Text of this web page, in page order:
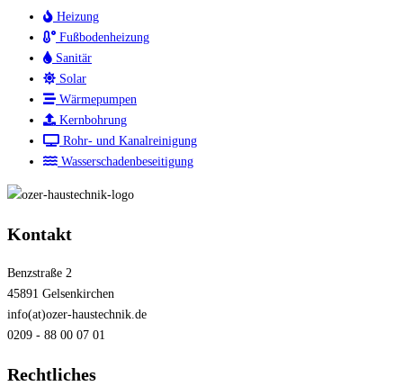
Heizung
Fußbodenheizung
Sanitär
Solar
Wärmepumpen
Kernbohrung
Rohr- und Kanalreinigung
Wasserschadenbeseitigung
Kontakt
Benzstraße 2
45891 Gelsenkirchen
info(at)ozer-haustechnik.de
0209 - 88 00 07 01
Rechtliches